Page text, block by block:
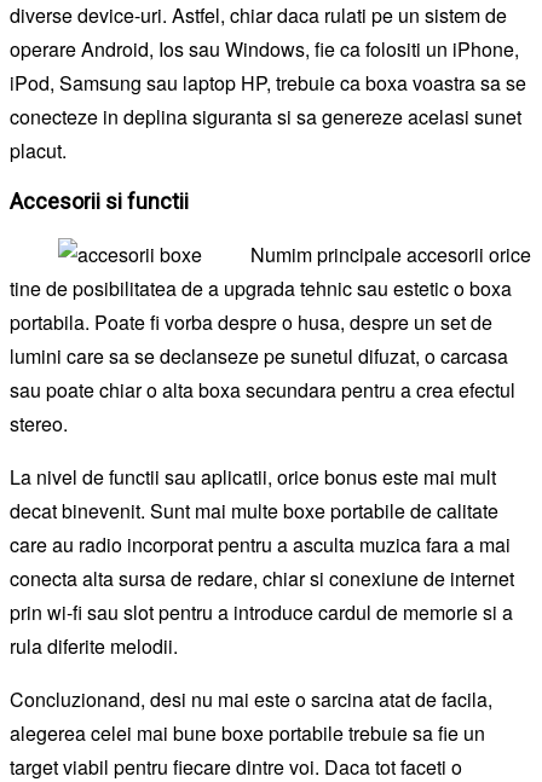
diverse device-uri. Astfel, chiar daca rulati pe un sistem de
operare Android, Ios sau Windows, fie ca folositi un iPhone,
iPod, Samsung sau laptop HP, trebuie ca boxa voastra sa se
conecteze in deplina siguranta si sa genereze acelasi sunet
placut.
Accesorii si functii
Numim principale accesorii orice
tine de posibilitatea de a upgrada tehnic sau estetic o boxa
portabila. Poate fi vorba despre o husa, despre un set de
lumini care sa se declanseze pe sunetul difuzat, o carcasa
sau poate chiar o alta boxa secundara pentru a crea efectul
stereo.
La nivel de functii sau aplicatii, orice bonus este mai mult
decat binevenit. Sunt mai multe boxe portabile de calitate
care au radio incorporat pentru a asculta muzica fara a mai
conecta alta sursa de redare, chiar si conexiune de internet
prin wi-fi sau slot pentru a introduce cardul de memorie si a
rula diferite melodii.
Concluzionand, desi nu mai este o sarcina atat de facila,
alegerea celei mai bune boxe portabile trebuie sa fie un
target viabil pentru fiecare dintre voi. Daca tot faceti o